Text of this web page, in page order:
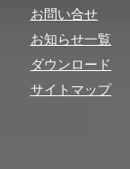
お問い合せ
お知らせ一覧
ダウンロード
サイトマップ